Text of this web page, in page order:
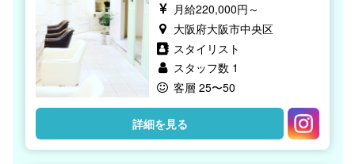
月給220,000円～
大阪府大阪市中央区
スタイリスト
スタッフ数 1
客層 25〜50
詳細を見る